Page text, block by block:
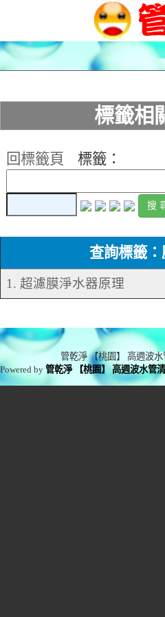
標籤相
回標籤頁
標籤：
查詢標籤
1. 超濾膜淨水器原理
管乾淨 【桃園】 高週波
Powered by管乾淨 【桃園】 高週波水管